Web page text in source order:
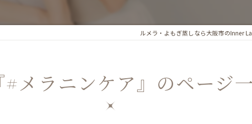
ルメラ・よもぎ蒸しなら大阪市のInner
メラニンケア』のページ